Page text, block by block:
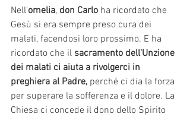
Nell'omelia, don Carlo ha ricordato che
Gesù si era sempre preso cura dei
malati, facendosi loro prossimo. E ha
ricordato che il sacramento dell'Unzione
dei malati ci aiuta a rivolgerci in
preghiera al Padre, perché ci dia la forza
per superare la sofferenza e il dolore. La
Chiesa ci concede il dono dello Spirito